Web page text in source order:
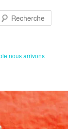
nous arrivons